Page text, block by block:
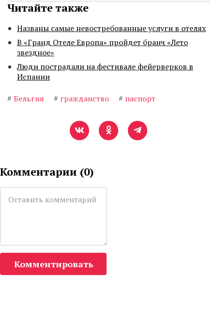
Читайте также
Названы самые невостребованные услуги в отелях
В «Гранд Отеле Европа» пройдет бранч «Лето
звездное»
Люди пострадали на фестивале фейерверков в
Испании
# Бельгия # гражданство # паспорт
Комментарии (0)
Комментировать